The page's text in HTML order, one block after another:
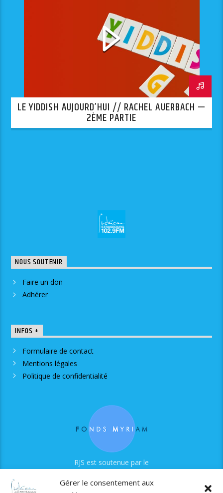
Gérer le consentement aux
LE YIDDISH AUJOURD’HUI // RACHEL AUERBACH —
2ÈME PARTIE
NOUS SOUTENIR
Faire un don
Adhérer
INFOS +
Formulaire de contact
Mentions légales
Politique de confidentialité
RJS est soutenue par le